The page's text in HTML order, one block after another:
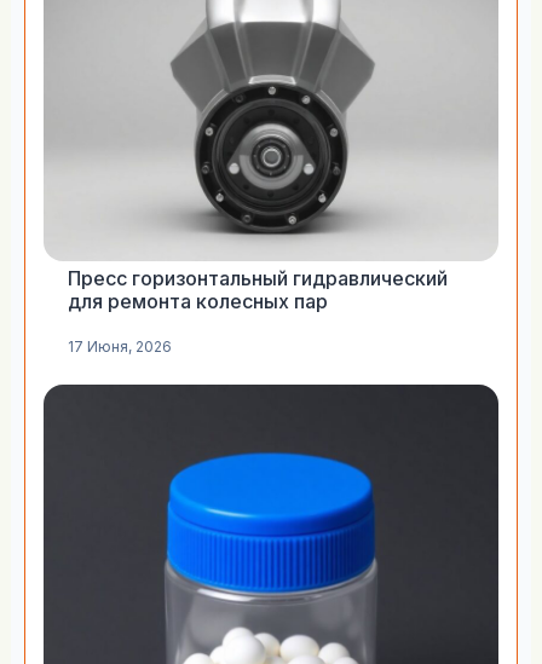
Пресс горизонтальный гидравлический
для ремонта колесных пар
17 Июня, 2026